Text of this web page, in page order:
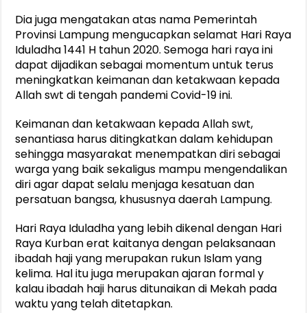
Dia juga mengatakan atas nama Pemerintah
Provinsi Lampung mengucapkan selamat Hari Raya
Iduladha 1441 H tahun 2020. Semoga hari raya ini
dapat dijadikan sebagai momentum untuk terus
meningkatkan keimanan dan ketakwaan kepada
Allah swt di tengah pandemi Covid-19 ini.
Keimanan dan ketakwaan kepada Allah swt,
senantiasa harus ditingkatkan dalam kehidupan
sehingga masyarakat menempatkan diri sebagai
warga yang baik sekaligus mampu mengendalikan
diri agar dapat selalu menjaga kesatuan dan
persatuan bangsa, khususnya daerah Lampung.
Hari Raya Iduladha yang lebih dikenal dengan Hari
Raya Kurban erat kaitanya dengan pelaksanaan
ibadah haji yang merupakan rukun Islam yang
kelima. Hal itu juga merupakan ajaran formal y
kalau ibadah haji harus ditunaikan di Mekah pada
waktu yang telah ditetapkan.